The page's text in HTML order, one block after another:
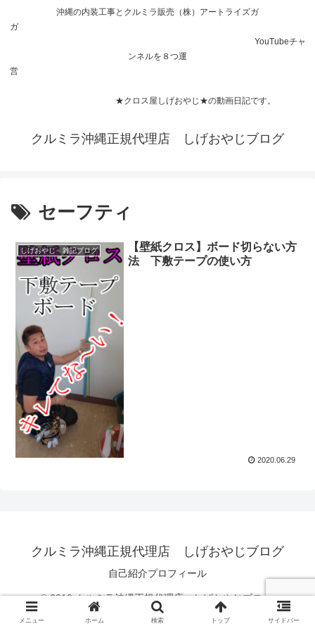
沖縄の内装工事とクルミラ販売（株）アートライズガ
ガ
YouTubeチャ
ンネルを８つ運
営
★クロス屋しげおやじ★の動画日記です。
クルミラ沖縄正規代理店 しげおやじブログ
セーフティ
しげおやじ 雑記ブログ
【壁紙クロス】ボード切らない方
法 下敷テープの使い方
2020.06.29
クルミラ沖縄正規代理店 しげおやじブログ
自己紹介プロフィール
© 2019 クルミラ沖縄正規代理店 しげおやじブログ.
メニュー ホーム 検索 トップ サイドバー